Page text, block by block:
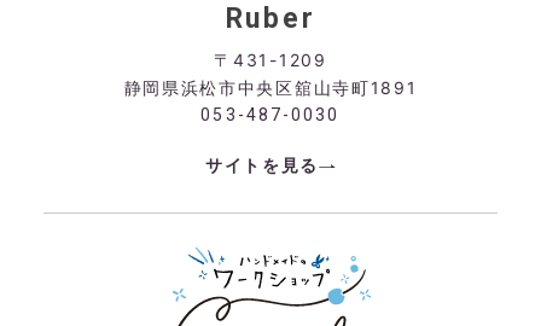
Ruber
〒431-1209
静岡県浜松市中央区舘山寺町1891
053-487-0030
サイトを見る